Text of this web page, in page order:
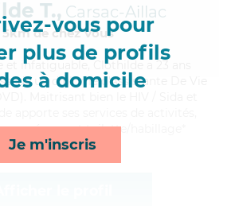
vous pour
plus de profils
à domicile
Je m'inscris
T., Carsac-Aillac
5km de chez Vous
et infatiguable, Clothilde a 23 ans
un diplôme d'Assistante De Vie
ménage et toilette/habillage*